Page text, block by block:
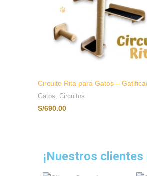
Circuito Rita para Gatos –
Gatos, Circuitos
S/690.00
¡Nuestros